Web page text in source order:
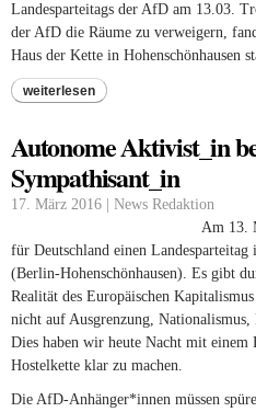
Landesparteitags der AfD am 13.03.
der AfD die Räume zu verweigern,
Haus der Kette in Hohenschönhausen
weiterlesen
Autonome Aktivist_in
Sympathisant_in
17. März 2016 | News Redaktion
Am 13.
für Deutschland einen
(Berlin-Hohenschönhausen). Es gibt
Realität des Europäischen
nicht auf Ausgrenzung, Nationalismus,
Dies haben wir heute Nacht mit einem
Hostelkette klar zu machen.
Die AfD-Anhänger*innen müssen